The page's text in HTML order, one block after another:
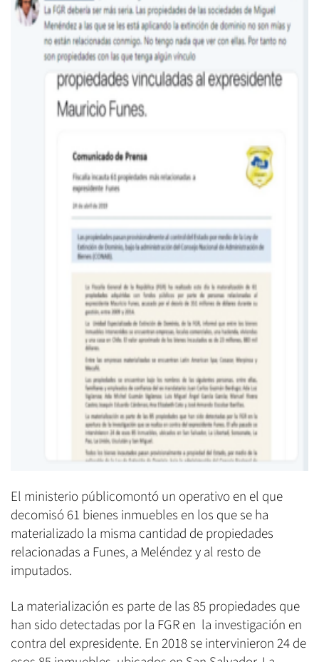
El ministerio públicomontó un operativo en el que
decomisó 61 bienes inmuebles en los que se ha
materializado la misma cantidad de propiedades
relacionadas a Funes, a Meléndez y al resto de
imputados.
La materialización es parte de las 85 propiedades que
han sido detectadas por la FGR en la investigación en
contra del expresidente. En 2018 se intervinieron 24 de